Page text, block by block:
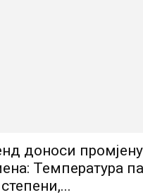
доноси промјену
Температура